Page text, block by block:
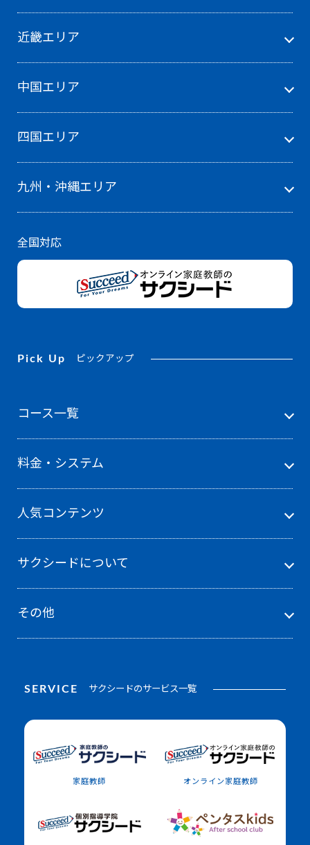
近畿エリア
中国エリア
四国エリア
九州・沖縄エリア
全国対応
Pick Up ピックアップ
サクシードについて
料金・システム
コース一覧
人気コンテンツ
その他
SERVICE サクシードのサービス一覧
家庭教師 オンライン家庭教師